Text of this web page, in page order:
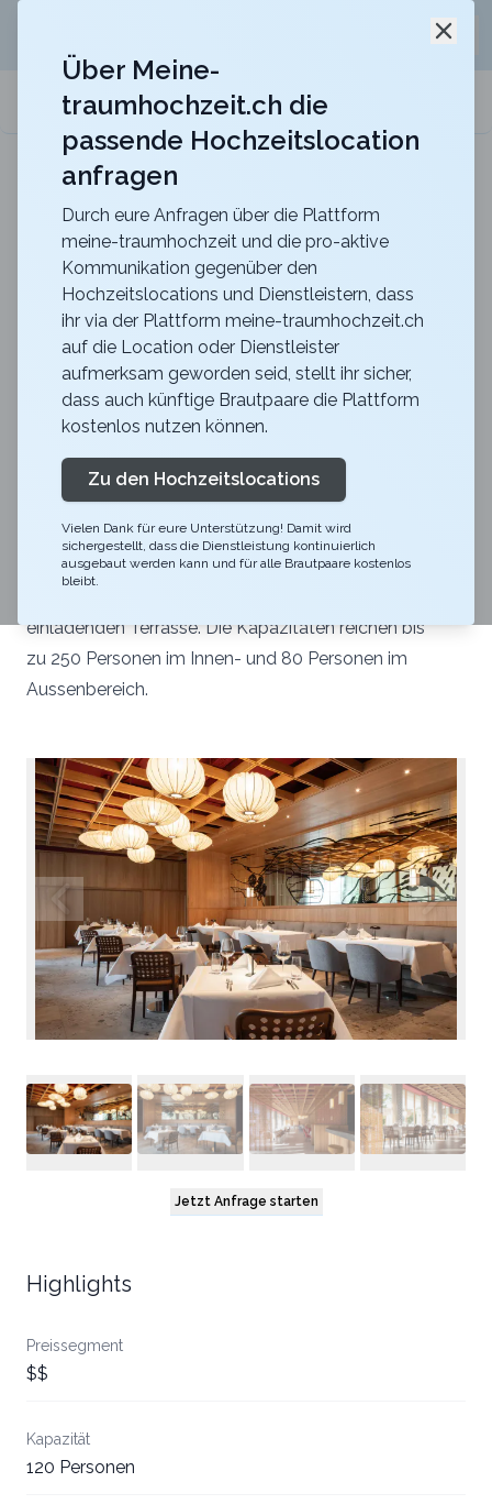
meine-traumhochzeit.ch
Gurten-Pavillon
Für eure Hochzeit auf dem Gurten mit einer
Zurück zur Suche
Restaurant VA BENE -
Restaurant
4.6
GR
Chur
Noch auf der Suche nach dem perfekten Ort für Ihr
Hochzeitsbankett? Das Restaurant VA BENE bietet
modernes und elegantes Ambiente, und wenn es die
einladenden Terrasse. Die Kapazitäten reichen bis
zu 250 Personen im Innen- und 80 Personen im
Aussenbereich.
Jetzt Anfrage starten
Highlights
Preissegment
$$
Kapazität
120 Personen
Über Meine-
traumhochzeit.ch die
passende Hochzeitslocation
anfragen
Durch eure Anfragen über die Plattform
meine-traumhochzeit und die pro-aktive
Kommunikation gegenüber den
Hochzeitslocations und Dienstleistern, dass
ihr via der Plattform meine-traumhochzeit.ch
auf die Location oder Dienstleister
aufmerksam geworden seid, stellt ihr sicher,
dass auch künftige Brautpaare die Plattform
kostenlos nutzen können.
Zu den Hochzeitslocations
Vielen Dank für eure Unterstützung! Damit wird
sichergestellt, dass die Dienstleistung kontinuierlich
ausgebaut werden kann und für alle Brautpaare kostenlos
bleibt.